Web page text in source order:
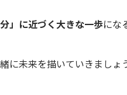
分」に近づく大きな一歩にな
に未来を描いていきましょ